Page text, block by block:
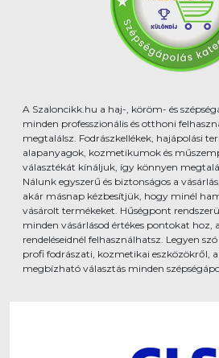
A Szaloncikk.hu a haj-, köröm- és
minden professzionális és otthoni
megtalálsz. Fodrászkellékek, hajápolási
alapanyagok, kozmetikumok és
választékát kínáljuk, így könnyen
Nálunk egyszerű és biztonságos a
akár másnap kézbesítjük, hogy minél
vásárolt termékeket. Hűségpont
minden vásárlásod értékes pontokat hoz,
rendeléseidnél felhasználhatsz. Legyen
profi fodrászati, kozmetikai eszközökről,
megbízható választás minden